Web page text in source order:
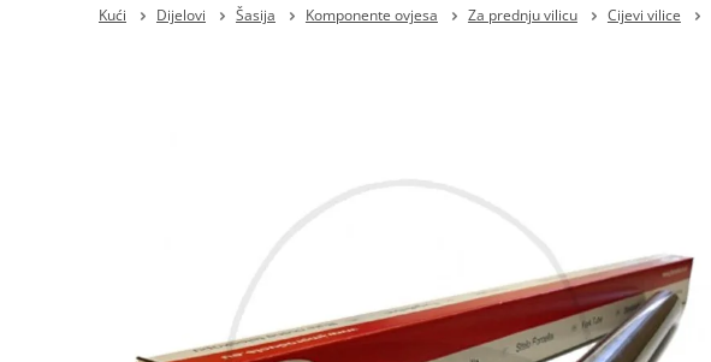
Kući Dijelovi Šasija Komponente ovjesa Za prednju vilicu Cijevi vilice